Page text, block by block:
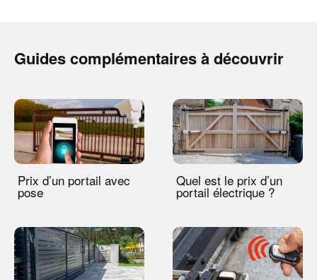
Guides complémentaires à découvrir
Prix d’un portail avec
pose
Quel est le prix d’un
portail électrique ?